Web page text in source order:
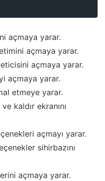
açmaya yarar.
açmaya yarar.
açmaya yarar.
açmaya yarar.
etmeye yarar.
kaldır ekranını
açmayı yarar.
sihirbazını
açmaya yarar.